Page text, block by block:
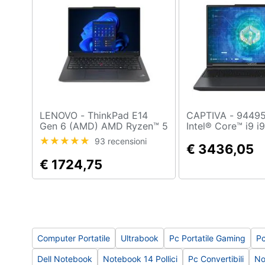
Motori
Libri, cd e dvd
Promozioni
LENOVO - ThinkPad E14
Gen 6 (AMD) AMD Ryzen™ 5
7535HS Computer portatile
35,6 cm (14") WUXGA 16 GB
DDR5-SDRAM 512 GB SSD
Wi-Fi 6E (802.11ax)
Windows 11 Pro Nero
93 recensioni
€ 1724,75
CAPTIVA - 94495 laptop
Intel® Core™ i9
(16") WQXGA 32
SDRAM SSD
6 (802.11ax)
€ 3436,05
Computer Portatile Ultrabook Pc Portatile Gaming
Dell Notebook Notebook 14 Pollici Pc Convertibili